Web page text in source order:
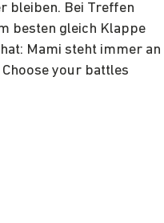
bleiben. Bei Treffen
besten gleich Klappe
Mami steht immer an
your battles